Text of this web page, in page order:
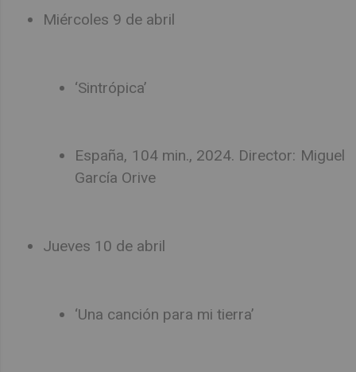
Miércoles 9 de abril
‘Sintrópica’
España, 104 min., 2024. Director: Miguel
García Orive
Jueves 10 de abril
‘Una canción para mi tierra’